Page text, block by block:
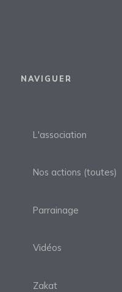
NAVIGUER
L'association
Nos actions (toutes)
Parrainage
Vidéos
Zakat